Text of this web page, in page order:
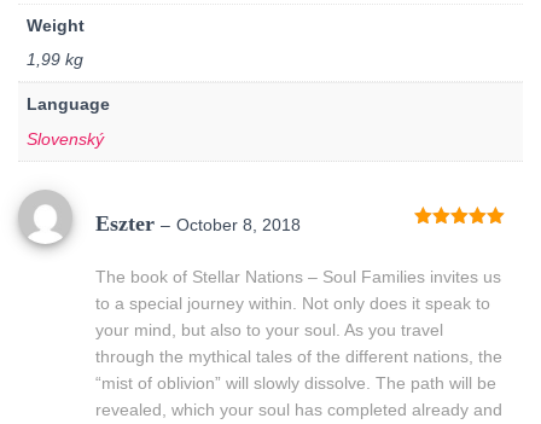
Weight
1,99 kg
Language
Slovenský
Eszter – October 8, 2018
The book of Stellar Nations – Soul Families invites us
to a special journey within. Not only does it speak to
your mind, but also to your soul. As you travel
through the mythical tales of the different nations, the
“mist of oblivion” will slowly dissolve. The path will be
revealed, which your soul has completed already and